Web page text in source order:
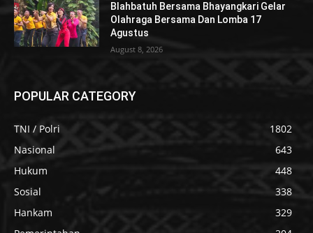
Blahbatuh Bersama Bhayangkari Gelar
Olahraga Bersama Dan Lomba 17
Agustus
August 8, 2026
POPULAR CATEGORY
TNI / Polri
1802
Nasional
643
Hukum
448
Sosial
338
Hankam
329